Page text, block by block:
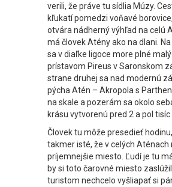
verili, že práve tu sídlia Múzy.
kľukatí pomedzi voňavé
otvára nádherný výhľad na celú
má človek Atény ako na dlani.
sa v diaľke ligoce more plné
prístavom Pireus v Saronskom
strane druhej sa nad modernú
pýcha Atén – Akropola s
na skale a pozerám sa okolo
krásu vytvorenú pred 2 a pol tisíc
Človek tu môže presedieť
takmer isté, že v celých Aténach
príjemnejšie miesto. Ľudí je tu
by si toto čarovné miesto
turistom nechcelo vyšliapať si